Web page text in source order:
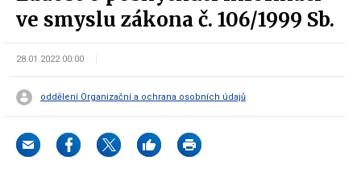
ve smyslu zákona č. 106/1999 Sb.
28.01.2022 00:00
oddělení Organizační a ochrana osobních údajů